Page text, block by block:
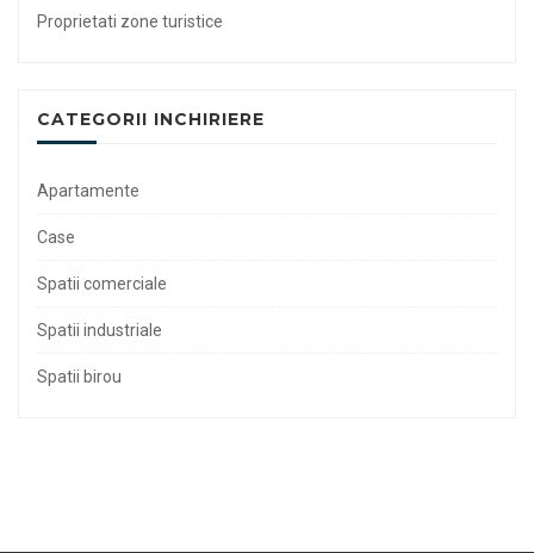
Proprietati zone turistice
CATEGORII INCHIRIERE
Apartamente
Case
Spatii comerciale
Spatii industriale
Spatii birou